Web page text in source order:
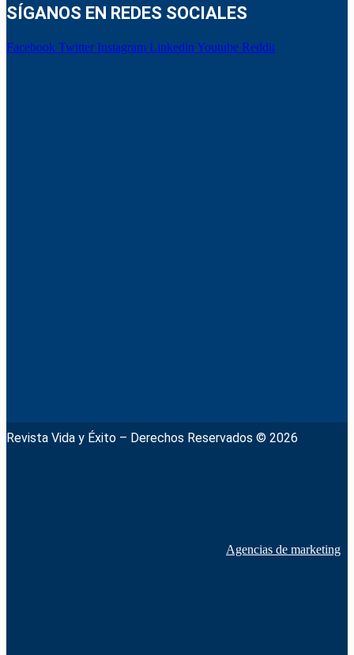
SÍGANOS EN REDES SOCIALES
Facebook Twitter Instagram Linkedin Youtube Reddit
Revista Vida y Éxito – Derechos Reservados © 2026
Agencias de marketing